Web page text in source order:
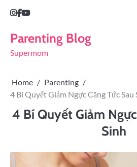
Parenting Blog
Supermom
Home
Parenting
4 Bí Quyết Giảm Ngực Căng Tức Sau
4 Bí Quyết Giảm
Sinh